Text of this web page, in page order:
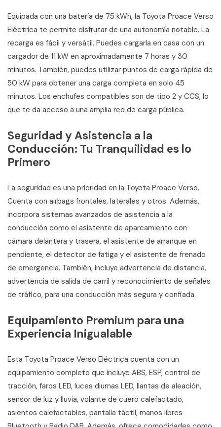
Equipada con una batería de 75 kWh, la Toyota Proace Verso
Eléctrica te permite disfrutar de una autonomía notable. La
recarga es fácil y versátil. Puedes cargarla en casa con un
cargador de 11 kW en aproximadamente 7 horas y 30
minutos. También, puedes utilizar puntos de carga rápida de
50 kW para obtener una carga completa en solo 45
minutos. Los enchufes compatibles son de tipo 2 y CCS, lo
que te da acceso a una amplia red de carga pública.
Seguridad y Asistencia a la
Conducción: Tu Tranquilidad es lo
Primero
La seguridad es una prioridad en la Toyota Proace Verso.
Cuenta con airbags frontales, laterales y otros. Además,
incorpora sistemas avanzados de asistencia a la
conducción como el asistente de aparcamiento con
cámara delantera y trasera, el asistente de arranque en
pendiente, el detector de fatiga y el asistente de frenado
de emergencia. También, incluye advertencia de distancia,
advertencia de salida de carril y reconocimiento de señales
de tráfico, para una conducción más segura y confiada.
Equipamiento Premium para una
Experiencia Inigualable
Esta Toyota Proace Verso Eléctrica cuenta con un
equipamiento completo que incluye ABS, ESP, control de
tracción, faros LED, luces diurnas LED, llantas de aleación,
sensor de luz y lluvia, volante de cuero calefactado,
asientos calefactables, pantalla táctil, manos libres